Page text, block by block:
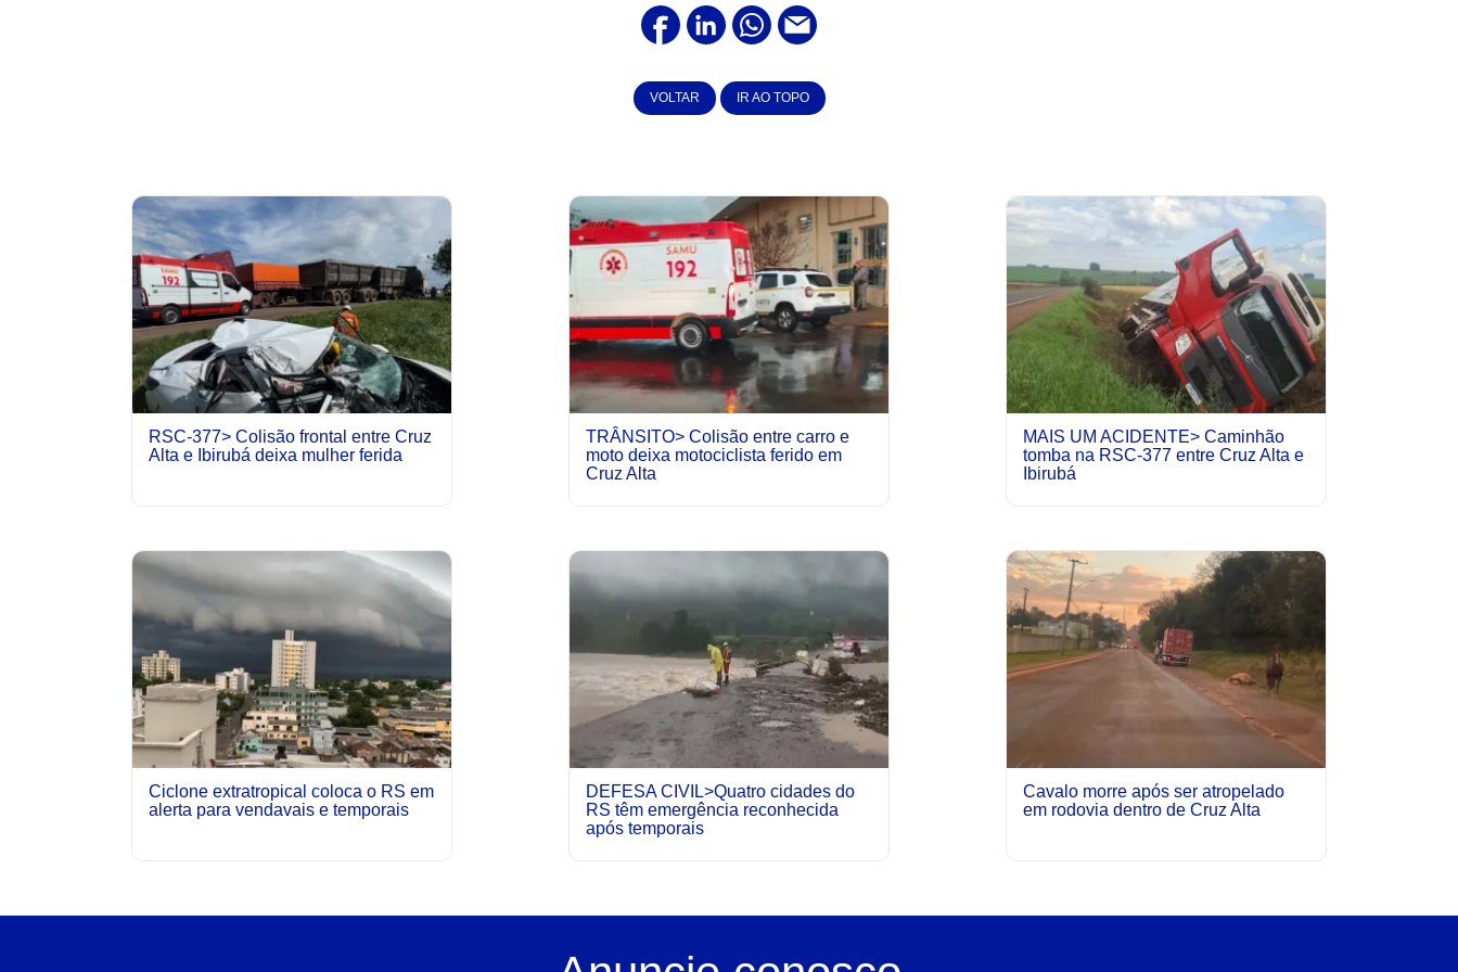
VOLTAR IR AO TOPO
RSC-377> Colisão frontal entre Cruz
Alta e Ibirubá deixa mulher ferida
TRÂNSITO> Colisão entre carro e
moto deixa motociclista ferido em
Cruz Alta
MAIS UM ACIDENTE> Caminhão
tomba na RSC-377 entre Cruz Alta e
Ibirubá
Ciclone extratropical coloca o RS em
alerta para vendavais e temporais
DEFESA CIVIL>Quatro cidades do
RS têm emergência reconhecida
após temporais
Cavalo morre após ser atropelado
em rodovia dentro de Cruz Alta